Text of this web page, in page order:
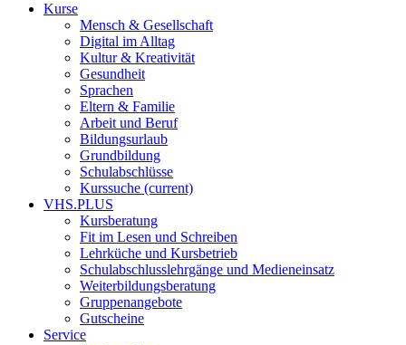
Kurse
Mensch & Gesellschaft
Digital im Alltag
Kultur & Kreativität
Gesundheit
Sprachen
Eltern & Familie
Arbeit und Beruf
Bildungsurlaub
Grundbildung
Schulabschlüsse
Kurssuche (current)
VHS.PLUS
Kursberatung
Fit im Lesen und Schreiben
Lehrküche und Kursbetrieb
Schulabschlusslehrgänge und Medieneinsatz
Weiterbildungsberatung
Gruppenangebote
Gutscheine
Service